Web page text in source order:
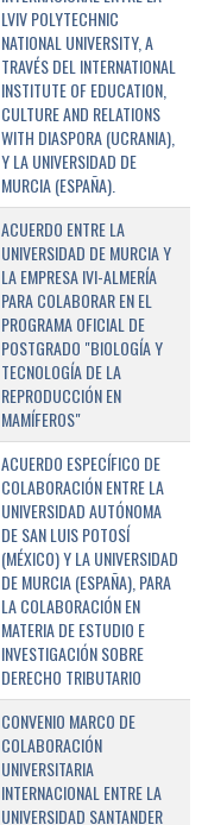
LVIV POLYTECHNIC
NATIONAL UNIVERSITY, A
TRAVÉS DEL INTERNATIONAL
INSTITUTE OF EDUCATION,
CULTURE AND RELATIONS
WITH DIASPORA (UCRANIA),
Y LA UNIVERSIDAD DE
MURCIA (ESPAÑA).
ACUERDO ENTRE LA
UNIVERSIDAD DE MURCIA Y
LA EMPRESA IVI-ALMERÍA
PARA COLABORAR EN EL
PROGRAMA OFICIAL DE
POSTGRADO "BIOLOGÍA Y
TECNOLOGÍA DE LA
REPRODUCCIÓN EN
MAMÍFEROS"
ACUERDO ESPECÍFICO DE
COLABORACIÓN ENTRE LA
UNIVERSIDAD AUTÓNOMA
DE SAN LUIS POTOSÍ
(MÉXICO) Y LA UNIVERSIDAD
DE MURCIA (ESPAÑA), PARA
LA COLABORACIÓN EN
MATERIA DE ESTUDIO E
INVESTIGACIÓN SOBRE
DERECHO TRIBUTARIO
CONVENIO MARCO DE
COLABORACIÓN
UNIVERSITARIA
INTERNACIONAL ENTRE LA
UNIVERSIDAD SANTANDER